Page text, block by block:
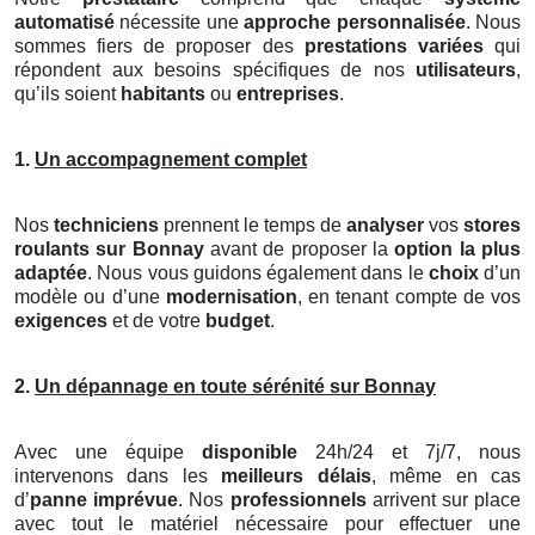
automatisé nécessite uneapproche personnalisée. Nous
sommes fiers de proposer des prestations variéesqui
répondent aux besoins spécifiques de nos utilisateurs,
qu’ils soient habitants ou entreprises.
1. Un accompagnement complet
Nos techniciens prennent le temps de analyser vos stores
roulants sur Bonnayavant de proposer laoption la plus
adaptée. Nous vous guidons également dans le choixd’un
modèle ou d’une modernisation, en tenant compte de vos
exigences et de votre budget.
2. Un dépannage en toute sérénité sur Bonnay
Avec une équipe disponible 24h/24 et 7j/7, nous
intervenons dans les meilleurs délais, même en cas
d’panne imprévue. Nos professionnelsarrivent sur place
avec tout le matériel nécessaire pour effectuer une